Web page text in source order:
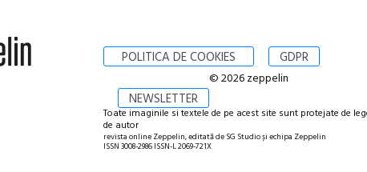
POLITICA DE COOKIES GDPR
NEWSLETTER
© 2026 zeppelin
Toate imaginile si textele de pe acest site sunt protejate de
de autor
revista online Zeppelin, editată de SG Studio și echipa Zeppelin
ISSN 3008-2986 ISSN-L 2069-721X